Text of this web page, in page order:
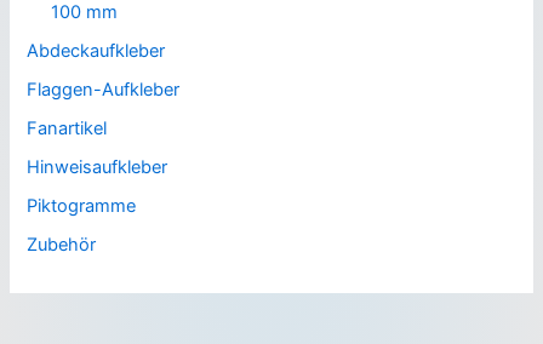
100 mm
Abdeckaufkleber
Flaggen-Aufkleber
Fanartikel
Hinweisaufkleber
Piktogramme
Zubehör